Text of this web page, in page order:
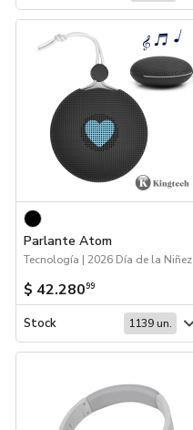
Parlante Atom
Tecnología | 2026 Día de la Niñez
$ 42.28099
Stock 1139 un.